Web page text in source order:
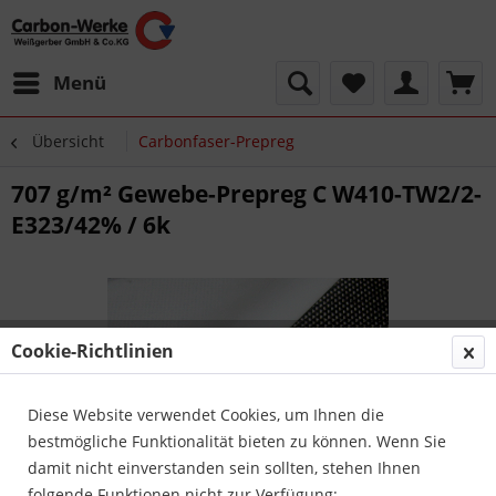
Menü
Übersicht Carbonfaser-Prepreg
707 g/m² Gewebe-Prepreg C W410-TW2/2-
E323/42% / 6k
Cookie-Richtlinien
Diese Website verwendet Cookies, um Ihnen die
bestmögliche Funktionalität bieten zu können. Wenn Sie
damit nicht einverstanden sein sollten, stehen Ihnen